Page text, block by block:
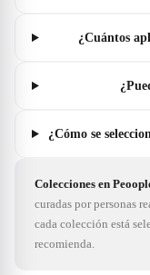
¿Cuántos
¿Cómo se
Colecciones en
curadas por personas
cada colección está
recomienda.